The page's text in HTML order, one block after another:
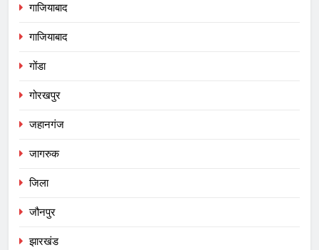
गाजियाबाद
गाजियाबाद
गोंडा
गोरखपुर
जहानगंज
जागरुक
जिला
जौनपुर
झारखंड